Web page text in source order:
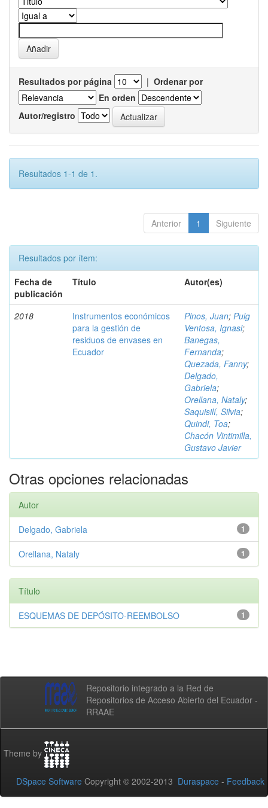
Resultados por página | Ordenar por
En orden
Autor/registro
Resultados 1-1 de 1.
Anterior 1 Siguiente
Resultados por ítem:
Fecha de
publicación
Título Autor(es)
2018
Instrumentos económicos
para la gestión de
residuos de envases en
Ecuador
Pinos, Juan; Puig
Ventosa, Ignasi;
Banegas,
Fernanda;
Quezada, Fanny;
Delgado,
Gabriela;
Orellana, Nataly;
Saquisilí, Silvia;
Quindi, Toa;
Chacón Vintimilla,
Gustavo Javier
Otras opciones relacionadas
Autor
1
Delgado, Gabriela
1
Orellana, Nataly
Título
1
ESQUEMAS DE DEPÓSITO-REEMBOLSO
Repositorio integrado a la Red de
Repositorios de Acceso Abierto del Ecuador -
RRAAE
Theme by
DSpace Software Copyright © 2002-2013 Duraspace - Feedback